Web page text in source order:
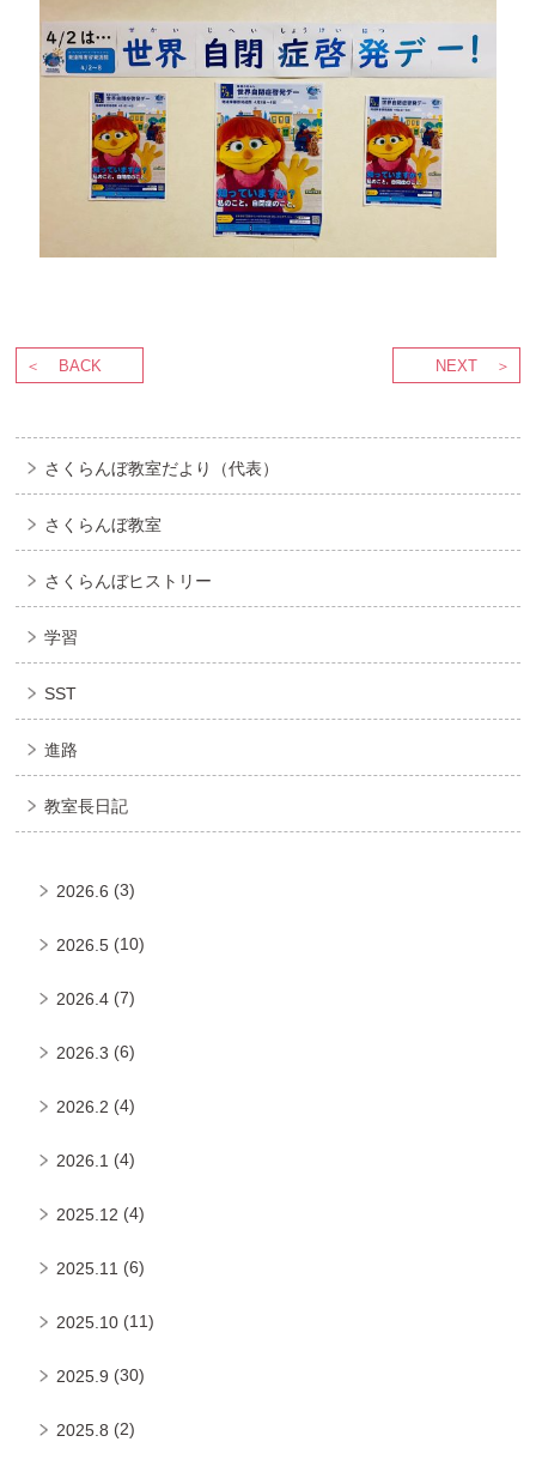
BACK NEXT
さくらんぼ教室だより（代表）
さくらんぼ教室
さくらんぼヒストリー
学習
SST
進路
教室長日記
2026.6 (3)
2026.5 (10)
2026.4 (7)
2026.3 (6)
2026.2 (4)
2026.1 (4)
2025.12 (4)
2025.11 (6)
2025.10 (11)
2025.9 (30)
2025.8 (2)